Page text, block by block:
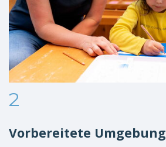
2
Vorbereitete Umgebung